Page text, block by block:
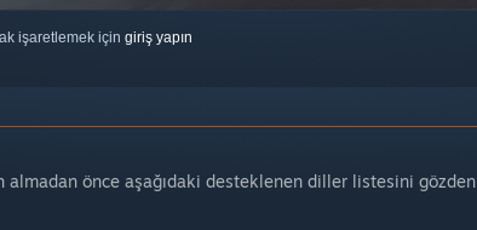
işaretlemek için giriş yapın
önce aşağıdaki desteklenen diller listesini gözden